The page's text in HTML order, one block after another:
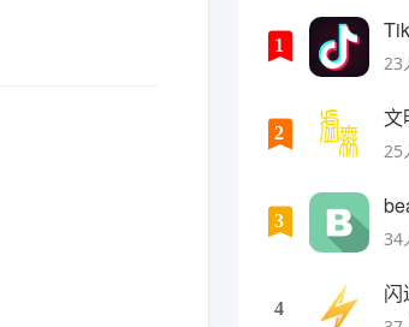
1
23
2
25
3
34
4